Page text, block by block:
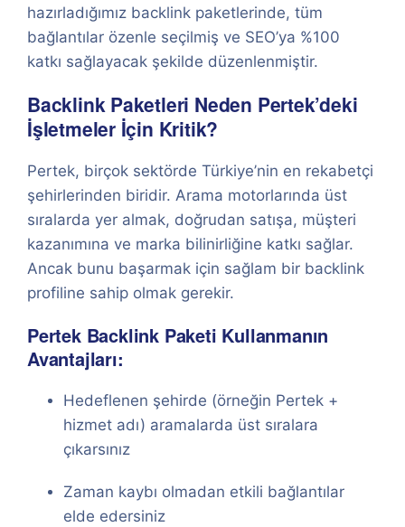
hazırladığımız backlink paketlerinde, tüm
bağlantılar özenle seçilmiş ve SEO’ya %100
katkı sağlayacak şekilde düzenlenmiştir.
Backlink Paketleri Neden Pertek’deki
İşletmeler İçin Kritik?
Pertek, birçok sektörde Türkiye’nin en rekabetçi
şehirlerinden biridir. Arama motorlarında üst
sıralarda yer almak, doğrudan satışa, müşteri
kazanımına ve marka bilinirliğine katkı sağlar.
Ancak bunu başarmak için sağlam bir backlink
profiline sahip olmak gerekir.
Pertek Backlink Paketi Kullanmanın
Avantajları:
Hedeflenen şehirde (örneğin Pertek +
hizmet adı) aramalarda üst sıralara
çıkarsınız
Zaman kaybı olmadan etkili bağlantılar
elde edersiniz